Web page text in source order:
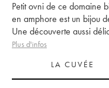
Petit ovni de ce domaine
en amphore est un bijou
Une découverte aussi
Plus d'infos
LA CUVÉE